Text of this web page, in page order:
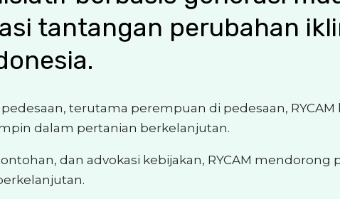
tantangan perubahan
terutama perempuan di pedesaan, RYCAM
dalam pertanian berkelanjutan.
dan advokasi kebijakan, RYCAM mendorong